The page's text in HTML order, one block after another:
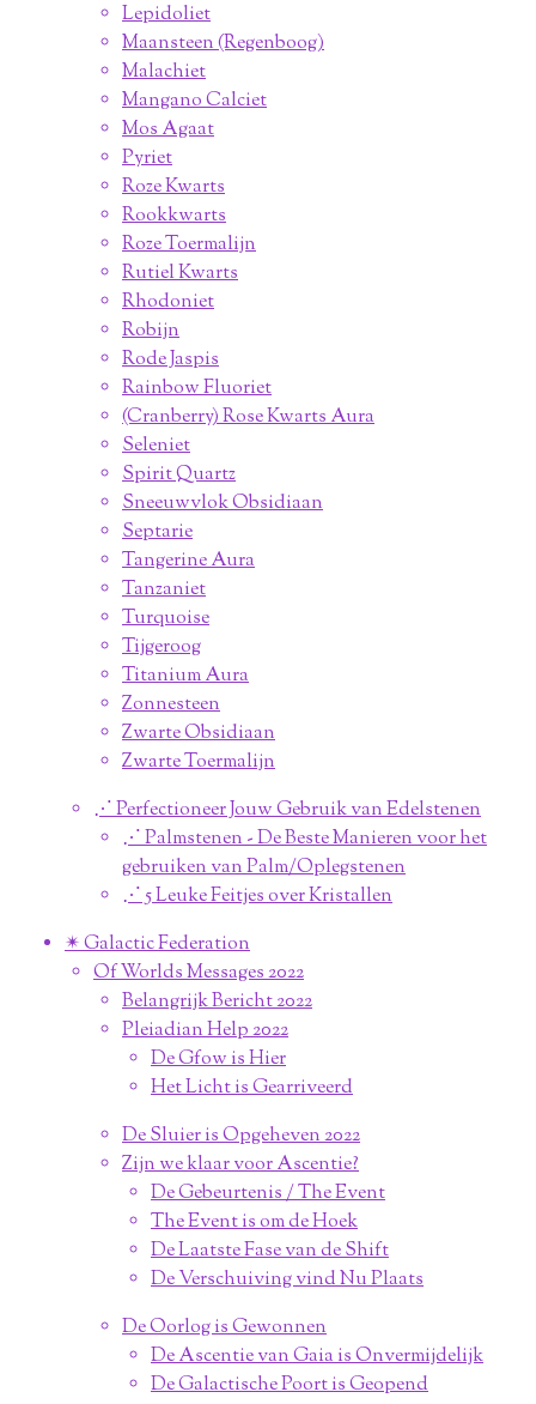
Lepidoliet
Maansteen (Regenboog)
Malachiet
Mangano Calciet
Mos Agaat
Pyriet
Roze Kwarts
Rookkwarts
Roze Toermalijn
Rutiel Kwarts
Rhodoniet
Robijn
Rode Jaspis
Rainbow Fluoriet
(Cranberry) Rose Kwarts Aura
Seleniet
Spirit Quartz
Sneeuwvlok Obsidiaan
Septarie
Tangerine Aura
Tanzaniet
Turquoise
Tijgeroog
Titanium Aura
Zonnesteen
Zwarte Obsidiaan
Zwarte Toermalijn
⋰ Perfectioneer Jouw Gebruik van Edelstenen
⋰ Palmstenen - De Beste Manieren voor het
gebruiken van Palm/Oplegstenen
⋰ 5 Leuke Feitjes over Kristallen
✴︎ Galactic Federation
Of Worlds Messages 2022
Belangrijk Bericht 2022
Pleiadian Help 2022
De Gfow is Hier
Het Licht is Gearriveerd
De Sluier is Opgeheven 2022
Zijn we klaar voor Ascentie?
De Gebeurtenis / The Event
The Event is om de Hoek
De Laatste Fase van de Shift
De Verschuiving vind Nu Plaats
De Oorlog is Gewonnen
De Ascentie van Gaia is Onvermijdelijk
De Galactische Poort is Geopend